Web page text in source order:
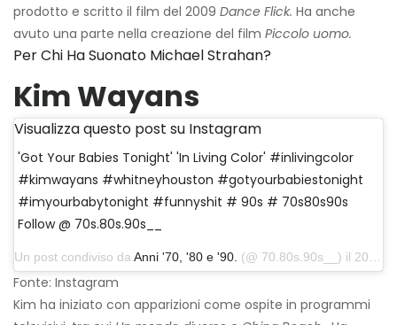
prodotto e scritto il film del 2009 Dance Flick. Ha anche
avuto una parte nella creazione del film Piccolo uomo.
Per Chi Ha Suonato Michael Strahan?
Kim Wayans
Visualizza questo post su Instagram
'Got Your Babies Tonight' 'In Living Color' #inlivingcolor
#kimwayans #whitneyhouston #gotyourbabiestonight
#imyourbabytonight #funnyshit # 90s # 70s80s90s
Follow @ 70s.80s.90s__
Un post condiviso daAnni '70, '80 e '90. (@ 70.80s.90s__) il 20 novembre 2019 alle 15:35 PST
Fonte: Instagram
Kim ha iniziato con apparizioni come ospite in programmi